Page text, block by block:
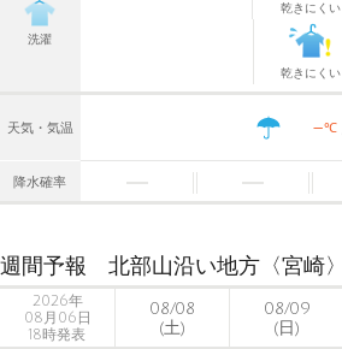
洗濯
乾きにくい
乾きにくい
天気・気温 -℃
降水確率
週間予報 北部山沿い地方〈宮崎〉
2026年
08月06日
18時発表
08/08
(土)
08/09
(日)